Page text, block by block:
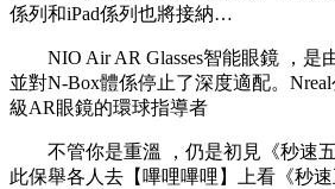
係列和iPad係列也將接納…
NIO Air AR Glasses智能眼鏡 ，
並對N-Box體係停止了深度適配。
級AR眼鏡的環球指導者
不管你是重溫 ，仍是初見《秒速五
此保舉各人去【嗶哩嗶哩】上看《秒速五